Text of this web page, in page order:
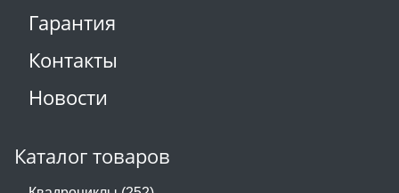
Гарантия
Контакты
Новости
Каталог товаров